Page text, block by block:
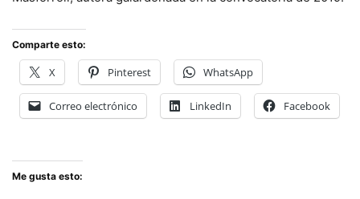
Comparte esto:
X Pinterest WhatsApp
Correo electrónico LinkedIn Facebook
Me gusta esto: